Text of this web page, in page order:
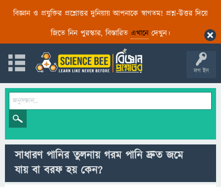
বিজ্ঞান ও প্রযুক্তির প্রশ্নোত্তর দুনিয়ায় আপনাকে স্বাগতম! প্রশ্ন-উত্তর দিয়ে
জিতে নিন পুরস্কার, বিস্তারিত এখানেদেখুন।
লগ ইন
সাধারণ পানির তুলনায় গরম পানি দ্রুত জমে
যায় বা বরফ হয় কেন?